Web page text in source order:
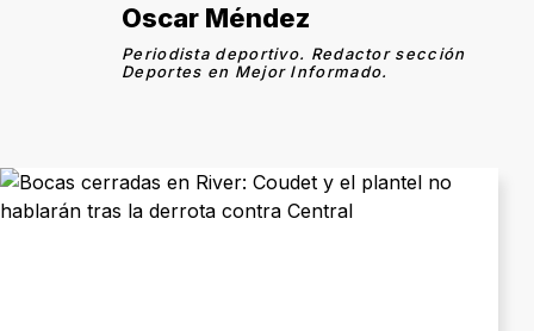
Oscar Méndez
Periodista deportivo. Redactor sección
Deportes en Mejor Informado.